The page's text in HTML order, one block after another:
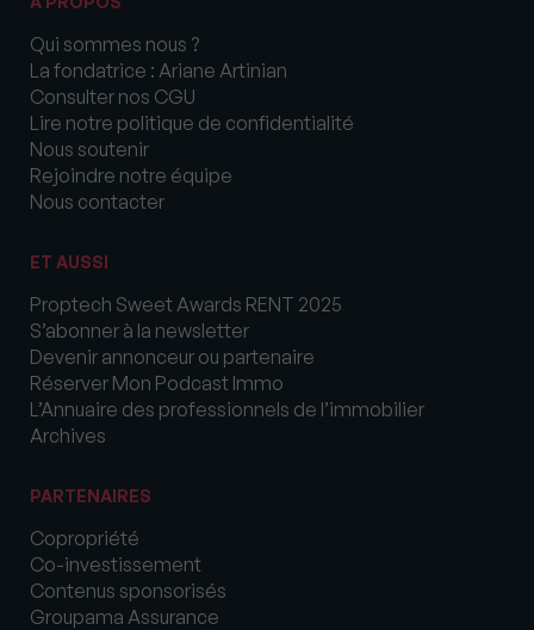
Qui sommes nous ?
La fondatrice : Ariane Artinian
Consulter nos CGU
Lire notre politique de confidentialité
Nous soutenir
Rejoindre notre équipe
Nous contacter
ET AUSSI
Proptech Sweet Awards RENT 2025
S’abonner à la newsletter
Devenir annonceur ou partenaire
Réserver Mon Podcast Immo
L’Annuaire des professionnels de l’immobilier
Archives
PARTENAIRES
Copropriété
Co-investissement
Contenus sponsorisés
Groupama Assurance